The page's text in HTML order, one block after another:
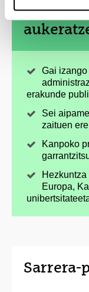
4 arrazoi
Gai
erakunde
Sei
zaituen
Kanpoko
Europa,
Sarrera-